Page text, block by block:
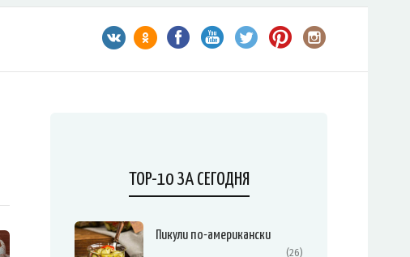
TOP-10 ЗА СЕГОДНЯ
Пикули по-американски
(26)